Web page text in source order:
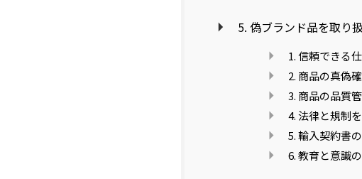
5. 偽ブランド品を取り
1. 信頼できる
2. 商品の真偽
3. 商品の品質
4. 法律と規制
5. 輸入契約書
6. 教育と意識